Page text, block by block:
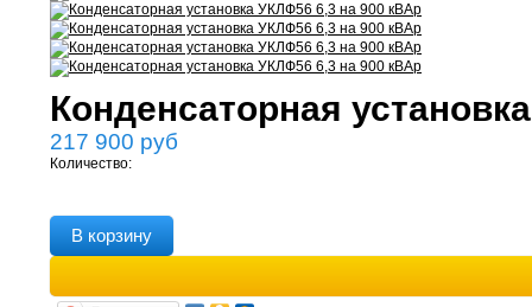
Конденсаторная
217 900 руб
Количество:
В корзину